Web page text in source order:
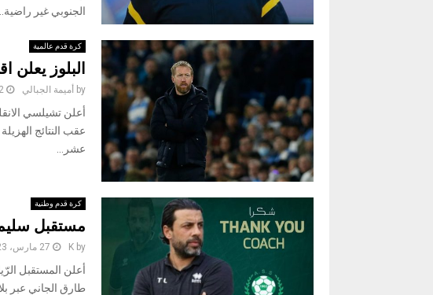
الجنوبي غير راضية...
كرة قدم عالمية
البلوز يعلن
by أميمة الجبالي 2 أبريل، 2023
عقب النتائج
عشر...
كرة قدم وطنية
مستقبل
by
K 27 مارس، 2023
طارق الجاني عبر